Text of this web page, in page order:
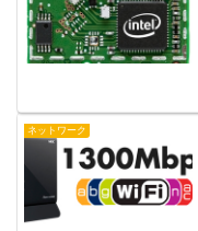
ネットワーク